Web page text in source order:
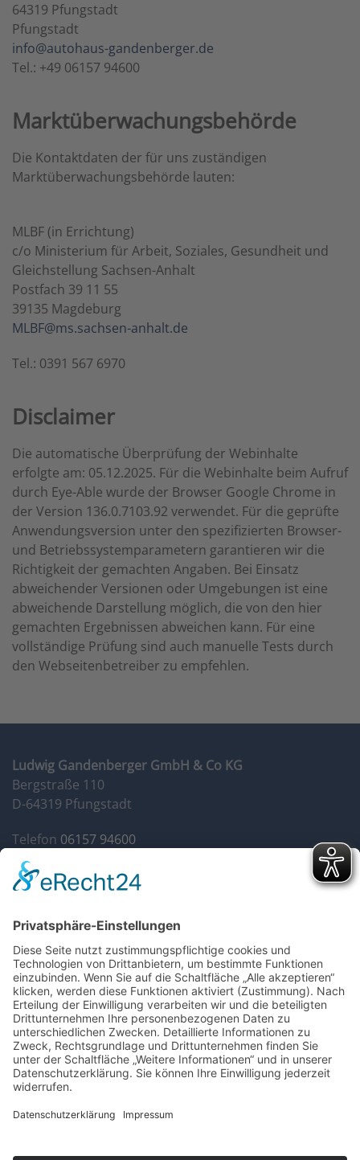
64319 Pfungstadt
Pfungstadt
info@autohaus-gandenberger.de
Tel.: +49 06157 94600
Marktüberwachungsbehörde
Die Kontaktdaten der für uns zuständigen
Marktüberwachungsbehörde lauten:
MLBF (in Errichtung)
c/o Ministerium für Arbeit, Soziales, Gesundheit und
Gleichstellung Sachsen-Anhalt
Postfach 39 11 55
39135 Magdeburg
MLBF@ms.sachsen-​anhalt.de
Tel.: 0391 567 6970
Disclaimer
Die automatische Überprüfung der Webinhalte
erfolgte am: 05.12.2025. Für die Webinhalte beim Aufruf
durch Eye-Able wurde der Browser Google Chrome in
der Version 136.0.7103.92 verwendet. Für die geprüfte
Anwendungsversion unter den spezifizierten Browser-
und Betriebssystemparametern garantieren wir die
Richtigkeit der gemachten Angaben. Bei Einsatz
abweichender Versionen oder Umgebungen ist eine
abweichende Darstellung möglich, die von den hier
gemachten Ergebnissen abweichen kann. Für eine
vollständige Prüfung sind auch manuelle Tests durch
den Webseitenbetreiber zu empfehlen.
Ludwig Gandenberger GmbH & Co KG
Bergstraße 110
D-64319 Pfungstadt
Telefon 06157 94600
Fax 06157 946014
info@autohaus-gandenberger.de
Geschäftszeiten
Mo. bis Do. 7:30 bis 18:00
Fr. 7:30 bis 17:00
Sa. 9:00 bis 12:00
Rechtliches
Impressum